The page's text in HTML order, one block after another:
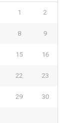
1 2
8 9
15 16
22 23
29 30